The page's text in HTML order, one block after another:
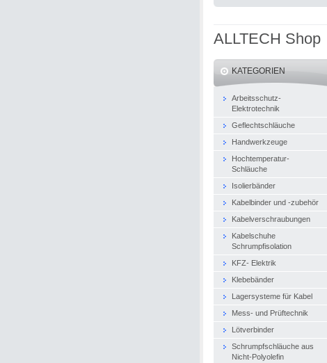
ALLTECH Shop
KATEGORIEN
Arbeitsschutz-
Elektrotechnik
Geflechtschläuche
Handwerkzeuge
Hochtemperatur-
Schläuche
Isolierbänder
Kabelbinder und -zubehör
Kabelverschraubungen
Kabelschuhe
Schrumpfisolation
KFZ- Elektrik
Klebebänder
Lagersysteme für Kabel
Mess- und Prüftechnik
Lötverbinder
Schrumpfschläuche aus
Nicht-Polyolefin